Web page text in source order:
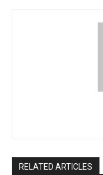
RELATED ARTICLES